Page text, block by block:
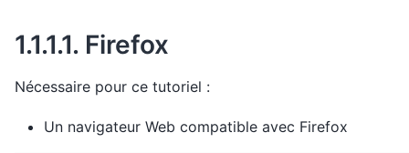
1.1.1.1. Firefox
Nécessaire pour ce tutoriel :
Un navigateur Web compatible avec Firefox